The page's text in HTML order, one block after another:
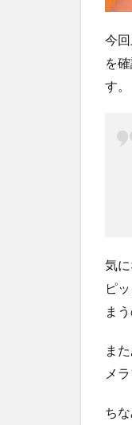
オ
す
め
今
を
す。
気
ピ
ま
ま
メ
ち